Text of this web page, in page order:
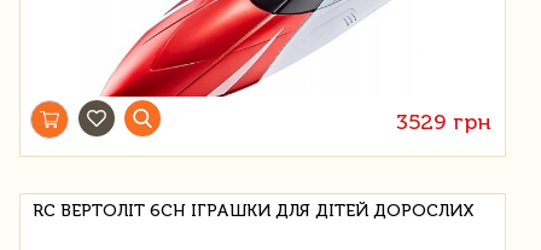
3529 грн
RC ВЕРТОЛІТ 6CH ІГРАШКИ ДЛЯ ДІТЕЙ ДОРОСЛИХ